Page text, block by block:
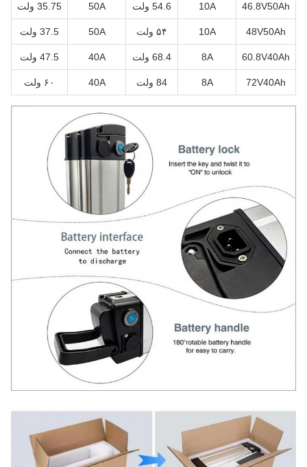
46.8V50Ah
10A 54.6 ولت 50A 35.75 ولت
48V50Ah
10A ۵۴ ولت 50A 37.5 ولت
60.8V40Ah
8A 68.4 ولت 40A 47.5 ولت
72V40Ah
8A 84 ولت 40A ۶۰ ولت